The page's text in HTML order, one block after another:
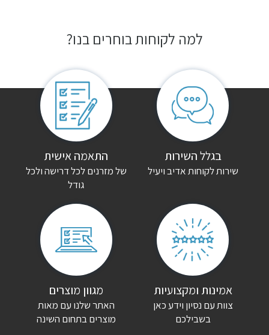
למה לקוחות בוחרים בנו?
בגלל השירות
שירות לקוחות אדיב ויעיל
התאמה אישית
של מזרנים לכל דרישה ולכל
גודל
אמינות ומקצועיות
צוות עם נסיון וידע כאן
בשבילכם
מגוון מוצרים
האתר שלנו עם מאות
מוצרים בתחום השינה